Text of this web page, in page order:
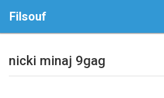
Filsouf
nicki minaj 9gag